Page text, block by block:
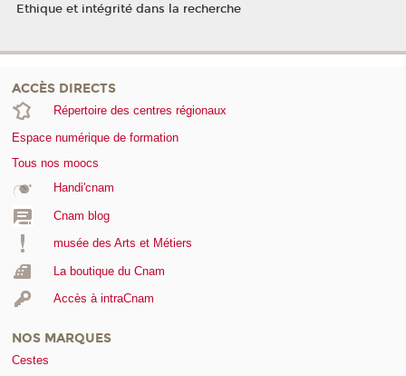
Ethique et intégrité dans la recherche
ACCÈS DIRECTS
Répertoire des centres régionaux
Espace numérique de formation
Tous nos moocs
Handi'cnam
Cnam blog
musée des Arts et Métiers
La boutique du Cnam
Accès à intraCnam
NOS MARQUES
Cestes